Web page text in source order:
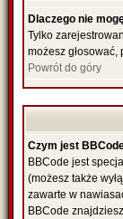
Dlaczego nie
Tylko
możesz
Powrót do góry
Czym jest
BBCode jest
(możesz także
zawarte w
BBCode